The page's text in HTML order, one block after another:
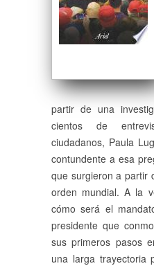
partir de una
cientos de
ciudadanos, Paula
contundente a esa
que surgieron a partir
orden mundial. A la
cómo será el
presidente que
sus primeros pasos
una larga trayectoria